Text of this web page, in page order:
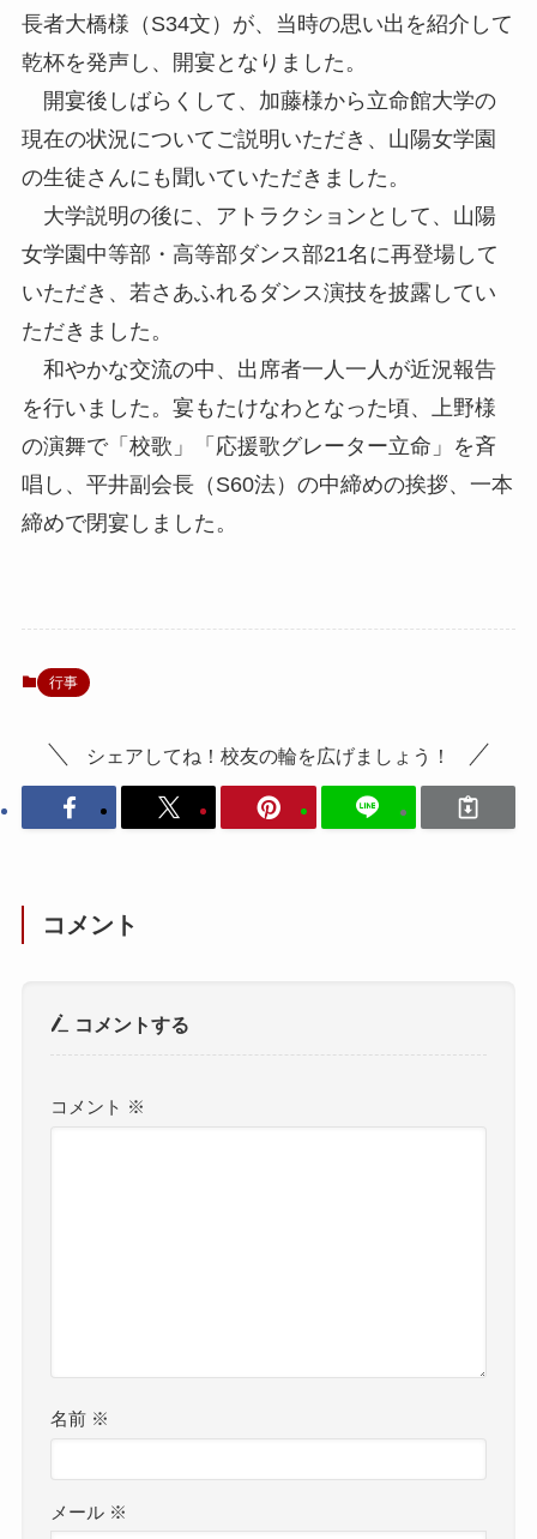
長者大橋様（S34文）が、当時の思い出を紹介して
乾杯を発声し、開宴となりました。
開宴後しばらくして、加藤様から立命館大学の
現在の状況についてご説明いただき、山陽女学園
の生徒さんにも聞いていただきました。
大学説明の後に、アトラクションとして、山陽
女学園中等部・高等部ダンス部21名に再登場して
いただき、若さあふれるダンス演技を披露してい
ただきました。
和やかな交流の中、出席者一人一人が近況報告
を行いました。宴もたけなわとなった頃、上野様
の演舞で「校歌」「応援歌グレーター立命」を斉
唱し、平井副会長（S60法）の中締めの挨拶、一本
締めで閉宴しました。
行事
シェアしてね！校友の輪を広げましょう！
コメント
コメントする
コメント ※
名前 ※
メール ※